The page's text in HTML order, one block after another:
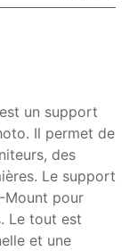
un support
Il permet de
des
Le support
Mount pour
Le tout est
et une